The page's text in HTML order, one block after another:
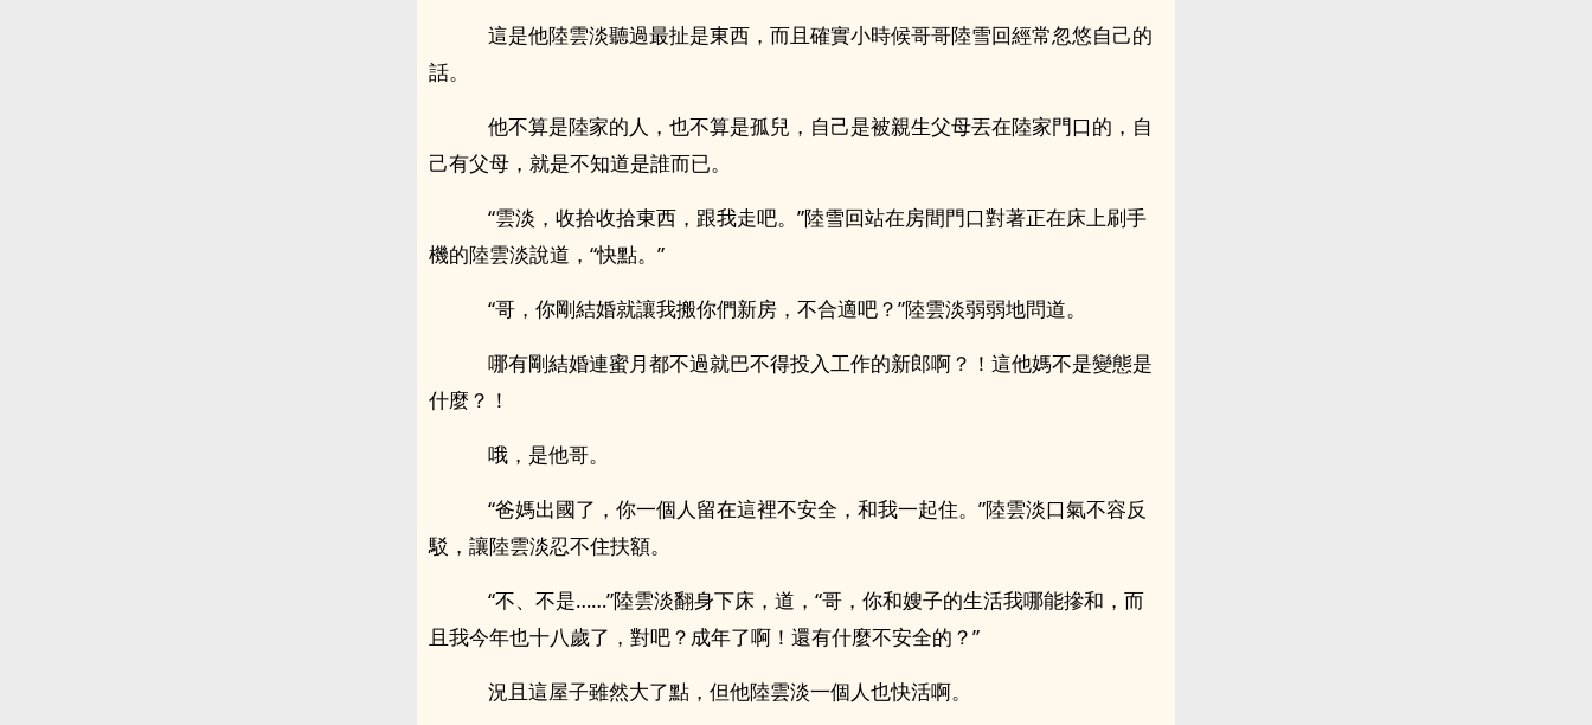
這是他陸雲淡聽過最扯是東西，而且確實小時候哥哥陸雪回經常忽悠自己的
話。
他不算是陸家的人，也不算是孤兒，自己是被親生父母丟在陸家門口的，自
己有父母，就是不知道是誰而已。
“雲淡，收拾收拾東西，跟我走吧。”陸雪回站在房間門口對著正在床上刷手
機的陸雲淡說道，“快點。”
“哥，你剛結婚就讓我搬你們新房，不合適吧？”陸雲淡弱弱地問道。
哪有剛結婚連蜜月都不過就巴不得投入工作的新郎啊？！這他媽不是變態是
什麼？！
哦，是他哥。
“爸媽出國了，你一個人留在這裡不安全，和我一起住。”陸雲淡口氣不容反
駁，讓陸雲淡忍不住扶額。
“不、不是……”陸雲淡翻身下床，道，“哥，你和嫂子的生活我哪能摻和，而
且我今年也十八歲了，對吧？成年了啊！還有什麼不安全的？”
況且這屋子雖然大了點，但他陸雲淡一個人也快活啊。